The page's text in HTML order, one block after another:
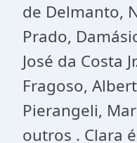
de Delmanto,
Prado,
José da Costa
Fragoso,
Pierangeli,
outros . Clara